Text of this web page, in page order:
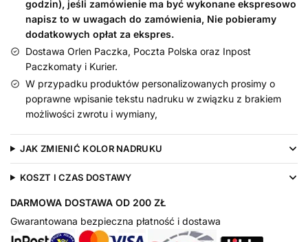
rozmiar
kolor
biały
godzin), jeśli zamówienie ma być wykonane ekspresowo
napisz to w uwagach do zamówienia, Nie pobieramy
dodatkowych opłat za ekspres.
Dostawa Orlen Paczka, Poczta Polska oraz Inpost
Paczkomaty i Kurier.
W przypadku produktów personalizowanych prosimy o
poprawne wpisanie tekstu nadruku w związku z brakiem
możliwości zwrotu i wymiany,
JAK ZMIENIĆ KOLOR NADRUKU
KOSZT I CZAS DOSTAWY
DARMOWA DOSTAWA OD 200 ZŁ
Gwarantowana bezpieczna płatność i dostawa